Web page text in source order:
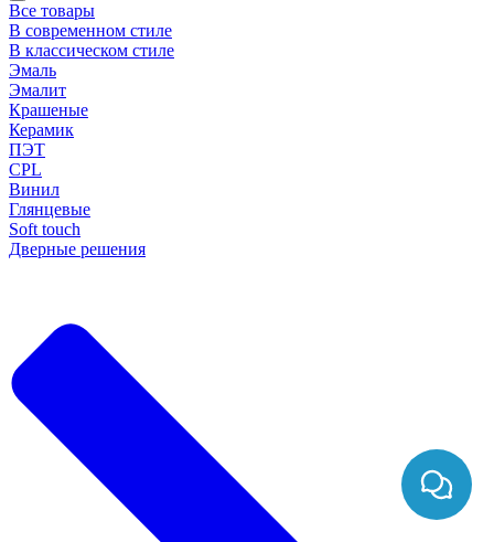
Все товары
В современном стиле
В классическом стиле
Эмаль
Эмалит
Крашеные
Керамик
ПЭТ
CPL
Винил
Глянцевые
Soft touch
Дверные решения